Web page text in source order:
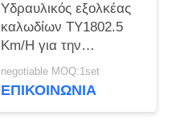
Υδραυλικός εξολκέας
καλωδίων TY1802.5
Km/H για την
κατασκευή γραμμών
μετάδοσης
negotiable MOQ:1set
ΕΠΙΚΟΙΝΩΝΊΑ